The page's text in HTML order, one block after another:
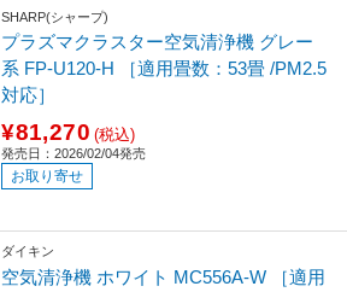
SHARP(シャープ)
プラズマクラスター空気清浄機 グレー
系 FP-U120-H ［適用畳数：53畳 /PM2.5
対応］
¥81,270 (税込)
発売日：2026/02/04発売
お取り寄せ
ダイキン
空気清浄機 ホワイト MC556A-W ［適用